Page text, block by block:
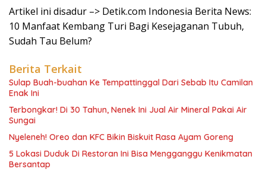
Artikel ini disadur –> Detik.com Indonesia Berita News:
10 Manfaat Kembang Turi Bagi Kesejaganan Tubuh,
Sudah Tau Belum?
Berita Terkait
Sulap Buah-buahan Ke Tempattinggal Dari Sebab Itu Camilan
Enak Ini
Terbongkar! Di 30 Tahun, Nenek Ini Jual Air Mineral Pakai Air
Sungai
Nyeleneh! Oreo dan KFC Bikin Biskuit Rasa Ayam Goreng
5 Lokasi Duduk Di Restoran Ini Bisa Mengganggu Kenikmatan
Bersantap